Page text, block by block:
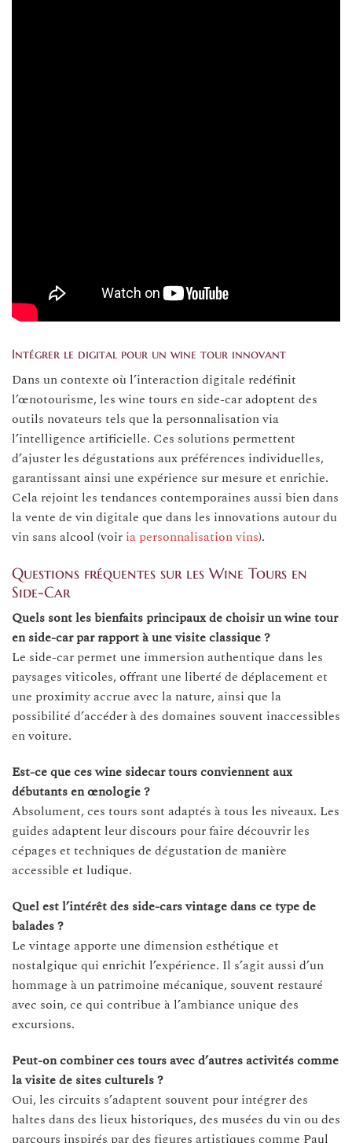
Intégrer le digital pour un wine tour innovant
Dans un contexte où l’interaction digitale redéfinit
l’œnotourisme, les wine tours en side-car adoptent des
outils novateurs tels que la personnalisation via
l’intelligence artificielle. Ces solutions permettent
d’ajuster les dégustations aux préférences individuelles,
garantissant ainsi une expérience sur mesure et enrichie.
Cela rejoint les tendances contemporaines aussi bien dans
la vente de vin digitale que dans les innovations autour du
vin sans alcool (voir ia personnalisation vins).
Questions fréquentes sur les Wine Tours en
Side-Car
Quels sont les bienfaits principaux de choisir un wine tour
en side-car par rapport à une visite classique ?
Le side-car permet une immersion authentique dans les
paysages viticoles, offrant une liberté de déplacement et
une proximity accrue avec la nature, ainsi que la
possibilité d’accéder à des domaines souvent inaccessibles
en voiture.
Est-ce que ces wine sidecar tours conviennent aux
débutants en œnologie ?
Absolument, ces tours sont adaptés à tous les niveaux. Les
guides adaptent leur discours pour faire découvrir les
cépages et techniques de dégustation de manière
accessible et ludique.
Quel est l’intérêt des side-cars vintage dans ce type de
balades ?
Le vintage apporte une dimension esthétique et
nostalgique qui enrichit l’expérience. Il s’agit aussi d’un
hommage à un patrimoine mécanique, souvent restauré
avec soin, ce qui contribue à l’ambiance unique des
excursions.
Peut-on combiner ces tours avec d’autres activités comme
la visite de sites culturels ?
Oui, les circuits s’adaptent souvent pour intégrer des
haltes dans des lieux historiques, des musées du vin ou des
parcours inspirés par des figures artistiques comme Paul